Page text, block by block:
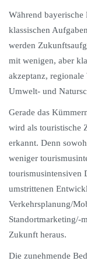
Während
klassischen
werden
mit wenigen, aber
akzeptanz,
Umwelt- und
Gerade das
wird als touristische
erkannt. Denn
weniger
tourismusintensiven
umstrittenen
Verkehrsplanung/
Standortmarketing/-
Zukunft heraus.
Die zunehmende